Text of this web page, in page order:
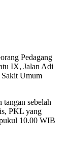
Pedagang
IX, Jalan Adi
Sakit Umum
sebelah
PKL yang
10.00 WIB